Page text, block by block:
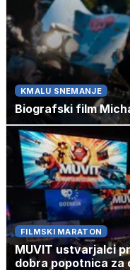
KMALU SNEMANJE
Biografski film
FILMSKI MARATON
MUVIT ustvarjalci
dobra popotnica za